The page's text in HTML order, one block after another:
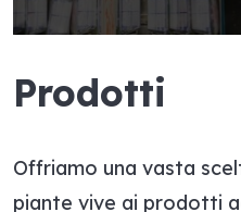
Prodotti
Offriamo una vasta
piante vive ai prodotti